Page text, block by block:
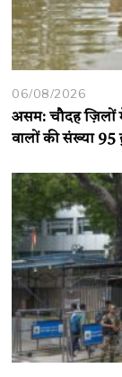
06/08/2026
असम: चौदह ज़िलों
वालों की संख्या 95